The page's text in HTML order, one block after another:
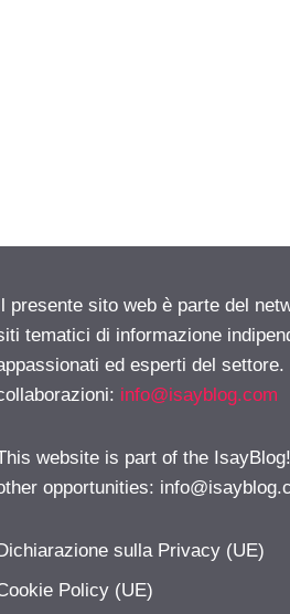
Il presente sito web è parte del
tematici di informazione
ed esperti del
info@isayblog.com
website is part of the
opportunities:
Dichiarazione sulla Privacy (UE)
Policy (UE)